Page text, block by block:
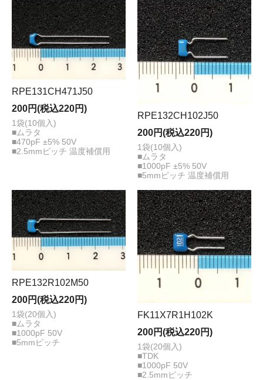
RPE131CH471J50
200円(税込220円)
1袋(10個入)
■ムラタ
■470pF ±5% 50V
■2.5mmピッチ 温度補償用
RPE132CH102J50
200円(税込220円)
1袋(10個入)
■ムラタ
■1000pF ±5% 50V
■5mmピッチ 温度補償用
RPE132R102M50
200円(税込220円)
1袋(20個入)
■ムラタ
■1000pF 50V
■5mmピッチ
FK11X7R1H102K
200円(税込220円)
1袋(20個入)
■TDK
■1000pF 50V
■2.5mmピッチ